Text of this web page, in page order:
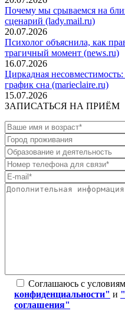
Почему мы срываемся на
сценарий (lady.mail.ru)
20.07.2026
Психолог объяснила, как
трагичный момент (news.ru)
16.07.2026
Циркадная несовместимость:
график сна (marieclaire.ru)
15.07.2026
ЗАПИСАТЬСЯ НА ПРИЁМ
Соглашаюсь с
конфиденциальности" и
соглашения"